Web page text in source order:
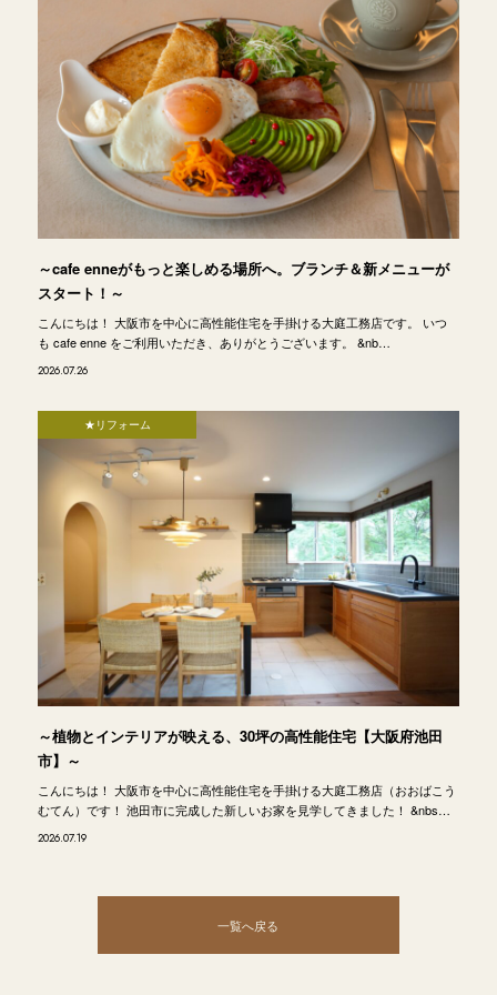
～cafe enneがもっと楽しめる場所へ。ブランチ＆新メニューが
スタート！～
こんにちは！ 大阪市を中心に高性能住宅を手掛ける大庭工務店です。 いつ
も cafe enne をご利用いただき、ありがとうございます。 &nb…
2026.07.26
★リフォーム
～植物とインテリアが映える、30坪の高性能住宅【大阪府池田
市】～
こんにちは！ 大阪市を中心に高性能住宅を手掛ける大庭工務店（おおばこう
むてん）です！ 池田市に完成した新しいお家を見学してきました！ &nbs…
2026.07.19
一覧へ戻る